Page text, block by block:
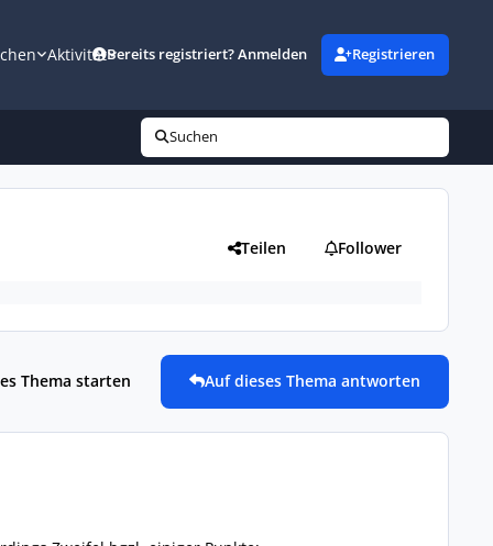
AktivitätBereits registriert? Anmelden Registrieren
Suchen
Teilen Follower
Thema starten Auf dieses Thema antworten